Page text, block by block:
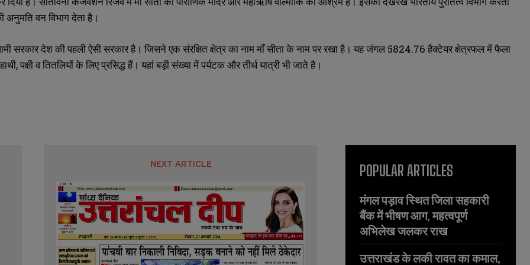
अनुमति वन विभाग देता है।
सरकार देश की पहली ऐसी सरकार है। जिसने एक संरक्षित क्षेत्र का नाम माँ सीता के नाम पर रखा है। यह जंगल 5824.76 हैक्टेयर क्षेत्रफल में फैला
पक्षी व तितलियों के लिए प्रसिद्ध हैं। यहां बड़ी संख्या में पर्यटक और तीर्थ यात्री भी जाते है।
NEXT ARTICLE POPULAR ARTICLES
मंगल पड़ाव स्थित जिला सहकारी
बैंक में भीषण आग, महत्वपूर्ण
अभिलेख जलकर राख
उत्तराखंड के लकी रावत का कमाल,